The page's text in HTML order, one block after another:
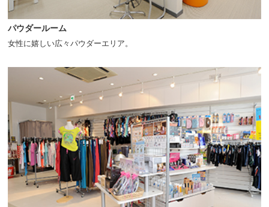
パウダールーム
女性に嬉しい広々パウダーエリア。